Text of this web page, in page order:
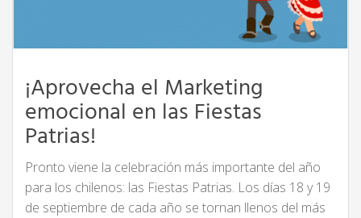
¡Aprovecha el Marketing
emocional en las Fiestas
Patrias!
Pronto viene la celebración más importante del año
para los chilenos: las Fiestas Patrias. Los días 18 y 19
de septiembre de cada año se tornan llenos del más